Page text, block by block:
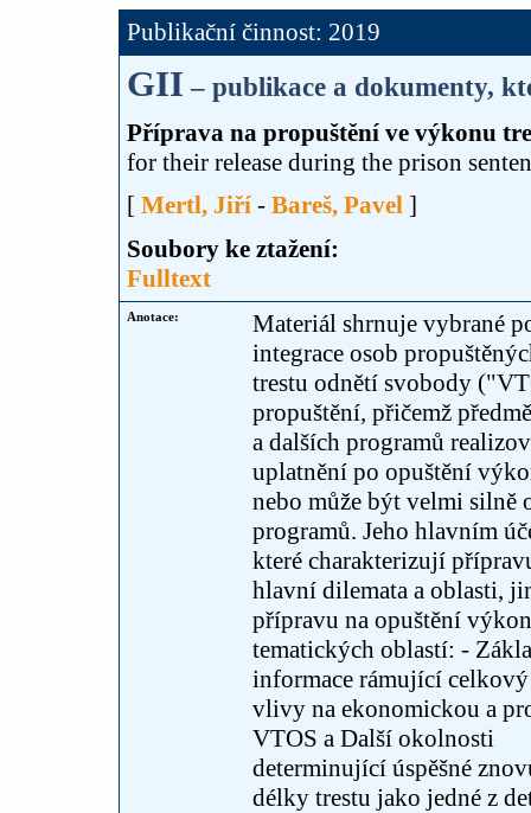
Publikační činnost: 2019
GII – publikace a dokumenty,
Příprava na propuštění ve výkonu
for their release during the prison
[ Mertl, Jiří - Bareš, Pavel ]
Soubory ke ztažení:
Fulltext
Anotace:
Materiál shrnuje vybrané
integrace osob
trestu odnětí svobody
propuštění, přičemž
a dalších programů
uplatnění po opuštění
nebo může být velmi silně
programů. Jeho hlavním
které charakterizují
hlavní dilemata a oblasti,
přípravu na opuštění
tematických oblastí: -
informace rámující
vlivy na ekonomickou a
VTOS a Další okolnosti
determinující úspěšné
délky trestu jako jedné z